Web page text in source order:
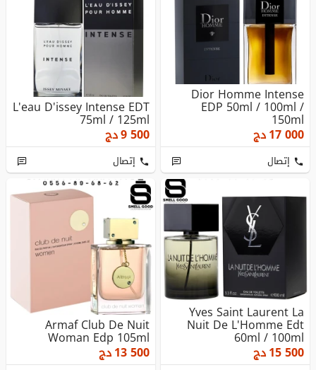
Dior Homme Intense
EDP 50ml / 100ml /
150ml
17 000دج
إتصال
L'eau D'issey Intense EDT
75ml / 125ml
9 500دج
إتصال
Yves Saint Laurent La
Nuit De L'Homme Edt
60ml / 100ml
15 500دج
Armaf Club De Nuit
Woman Edp 105ml
13 500دج